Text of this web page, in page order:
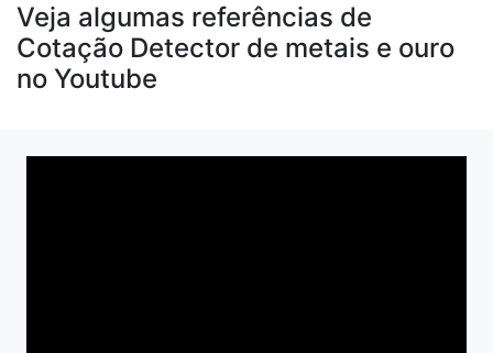
Veja algumas referências de
Cotação Detector de metais e ouro
no Youtube